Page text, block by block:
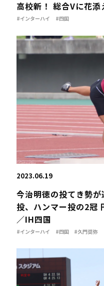
高校新！ 総合Vに花添
#インターハイ #四国
2023.06.19
今治明徳の投てき勢
投、ハンマー投の2冠
／IH四国
#インターハイ #四国 #久門奨弥